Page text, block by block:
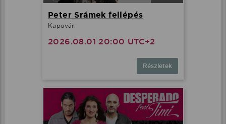
Peter Srámek fellépés
Kapuvár,
2026.08.01 20:00 UTC+2
Részletek